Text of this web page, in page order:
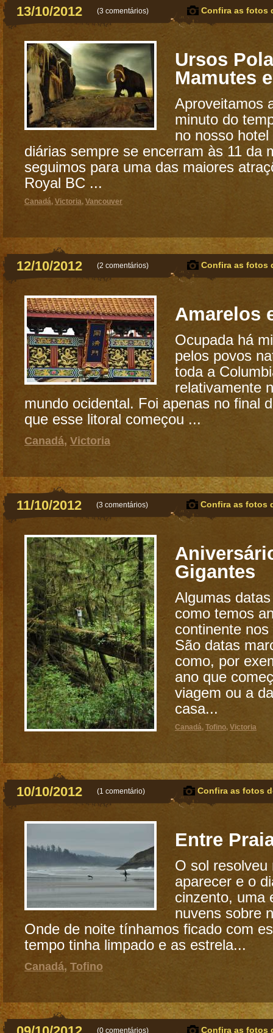
13/10/2012 (3 comentários) Confira as fotos
Ursos
Mamutes
Aproveitamos
minuto do
no nosso
diárias sempre se encerram às 11 da
seguimos para uma das maiores
Royal BC ...
Canadá, Victoria, Vancouver
12/10/2012 (2 comentários) Confira as fotos
Amarelos
Ocupada há
pelos povos
toda a
relativamente
mundo ocidental. Foi apenas no final
que esse litoral começou ...
Canadá, Victoria
11/10/2012 (3 comentários) Confira as fotos
Gigantes
Algumas
como temos
continente
São datas
como, por
ano que
viagem ou a
casa...
Canadá, Tofino, Victoria
10/10/2012 (1 comentário) Confira as fotos
Entre
O sol resolveu
aparecer e o
cinzento, uma
nuvens sobre
Onde de noite tínhamos ficado com
tempo tinha limpado e as estrela...
Canadá, Tofino
(0 comentários) Confira as fotos